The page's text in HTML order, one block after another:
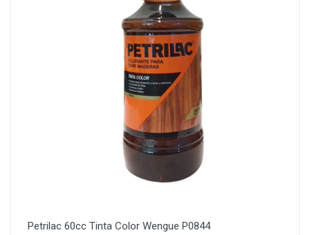
Petrilac 60cc Tinta Color Wengue P0844